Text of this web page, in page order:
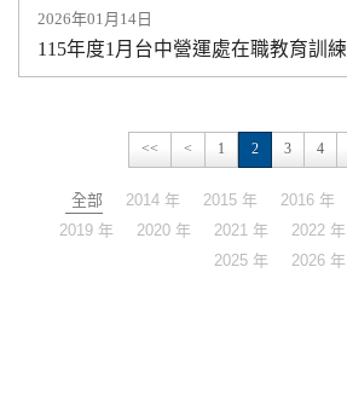
2026年01月14日
115年度1月台中營運處在職教育訓練
<< < 1 2 3 4
全部 2014 年 2015 年 2016 年
2019 年
2020 年 2021 年 2022 年
2025 年
2026 年